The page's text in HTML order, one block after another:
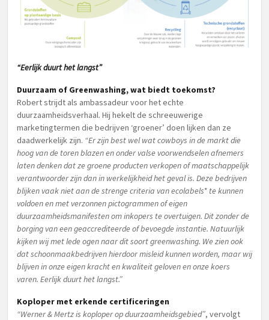
“Eerlijk duurt het langst”
Duurzaam of Greenwashing, wat biedt toekomst?
Robert strijdt als ambassadeur voor het echte
duurzaamheidsverhaal. Hij hekelt de schreeuwerige
marketingtermen die bedrijven ‘groener’ doen lijken dan ze
daadwerkelijk zijn. “Er zijn best wel wat cowboys in de markt die
hoog van de toren blazen en onder valse voorwendselen afnemers
laten denken dat ze groene producten verkopen of maatschappelijk
verantwoorder zijn dan in werkelijkheid het geval is. Deze bedrijven
blijken vaak niet aan de strenge criteria van ecolabels* te kunnen
voldoen en met verzonnen pictogrammen of eigen
duurzaamheidsmanifesten om inkopers te overtuigen. Dit zonder de
borging van een geaccrediteerde of bevoegde instantie. Natuurlijk
kijken wij met lede ogen naar dit soort greenwashing. We zien ook
dat schoonmaakbedrijven hierdoor misleid kunnen worden, maar wij
blijven in onze eigen kracht en kwaliteit geloven en onze koers
varen. Eerlijk duurt het langst.”
Koploper met erkende certificeringen
“Werner & Mertz is koploper op duurzaamheidsgebied”, vervolgt